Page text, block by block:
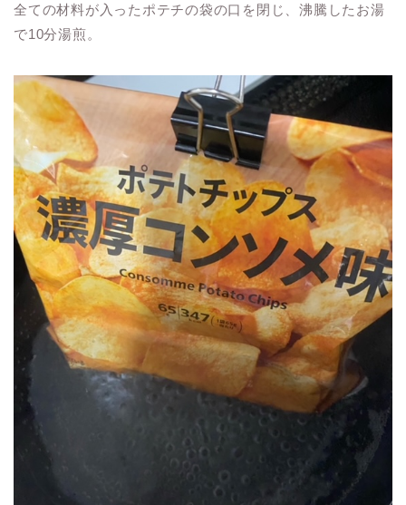
全ての材料が入ったポテチの袋の口を閉じ、沸騰したお湯
で10分湯煎。